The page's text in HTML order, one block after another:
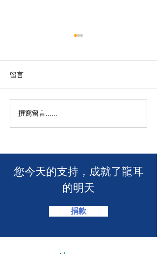
年度慈善自助午餐&晚餐
2025 - 一起創造改變！🎉
留言
撰寫留言......
​您今天的支持，成就了龍耳
的明天
捐款